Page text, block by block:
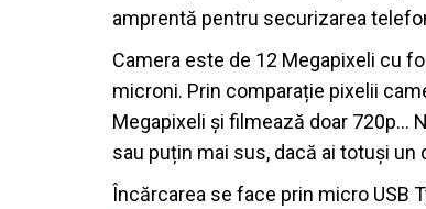
amprentă pentru securizarea
Camera este de 12 Megapixeli cu
microni. Prin comparație pixelii
Megapixeli și filmează doar 720p…
sau puțin mai sus, dacă ai totuși
Încărcarea se face prin micro USB